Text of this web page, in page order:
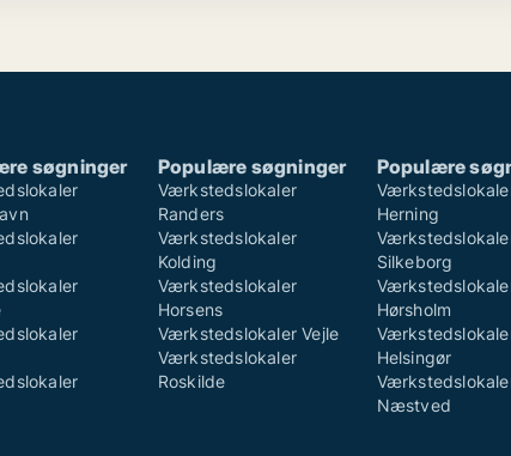
søgninger Populære søgninger
Værkstedslokaler
Randers
Værkstedslokaler
Kolding
Værkstedslokaler
Horsens
Værkstedslokaler Vejle
Værkstedslokaler
Roskilde
Populære
Herning
Silkeborg
Hørsholm
Helsingør
Næstved